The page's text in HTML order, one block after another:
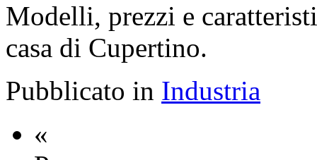
Modelli, prezzi e
casa di Cupertino.
Pubblicato in Industria
«